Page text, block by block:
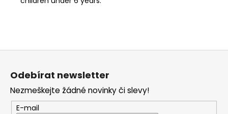
Z
Odebírat newsletter
Nezmeškejte žádné novinky či slevy!
E-mail